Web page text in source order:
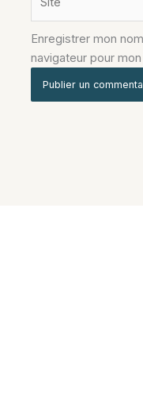
Enregistrer mon
navigateur pour